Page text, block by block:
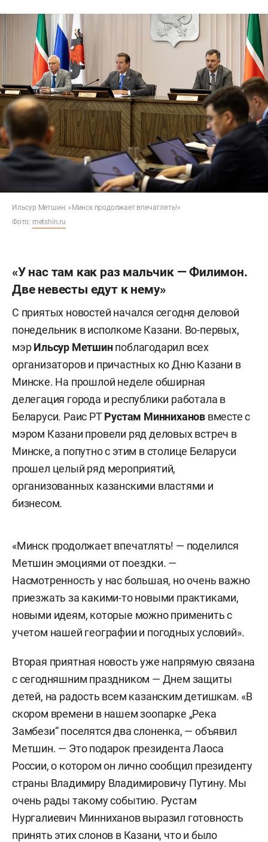
Ильсур Метшин: «Минск продолжает впечатлять!»
Фото: metshin.ru
«У нас там как раз мальчик — Филимон.
Две невесты едут к нему»
С приятых новостей начался сегодня деловой
понедельник в исполкоме Казани. Во-первых,
мэрИльсур Метшинпоблагодарил всех
организаторов и причастных ко Дню Казани в
Минске. На прошлой неделе обширная
делегация города и республики работала в
Беларуси. Раис РТРустам Минниханов вместе с
мэром Казани провели ряд деловых встреч в
Минске, а попутно с этим в столице Беларуси
прошел целый ряд мероприятий,
организованных казанскими властями и
бизнесом.
«Минск продолжает впечатлять! — поделился
Метшин эмоциями от поездки. —
Насмотренность у нас большая, но очень важно
приезжать за какими-то новыми практиками,
новыми идеям, которые можно применить с
учетом нашей географии и погодных условий».
Вторая приятная новость уже напрямую связана
с сегодняшним праздником — Днем защиты
детей, на радость всем казанским детишкам. «В
скором времени в нашем зоопарке „Река
Замбези“ поселятся два слоненка, — объявил
Метшин. — Это подарок президента Лаоса
России, о котором он лично сообщил президенту
страны Владимиру Владимировичу Путину. Мы
очень рады такому событию. Рустам
Нургалиевич Минниханов выразил готовность
принять этих слонов в Казани, что и было